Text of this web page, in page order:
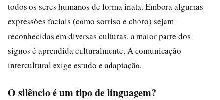
todos os seres humanos de forma inata. Embora algumas
expressões faciais (como sorriso e choro) sejam
reconhecidas em diversas culturas, a maior parte dos
signos é aprendida culturalmente. A comunicação
intercultural exige estudo e adaptação.
O silêncio é um tipo de linguagem?